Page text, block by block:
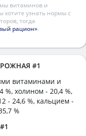
витаминов и
хотите узнать нормы с
тогда
рацион».
#1
витаминами и
%, холином - 20,4 %,
- 24,6 %, кальцием -
%